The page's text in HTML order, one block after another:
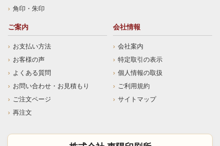
角印・朱印
ご案内
お支払い方法
お客様の声
よくある質問
お問い合わせ・お見積もり
ご注文ページ
再注文
会社情報
会社案内
特定取引の表示
個人情報の取扱
ご利用規約
サイトマップ